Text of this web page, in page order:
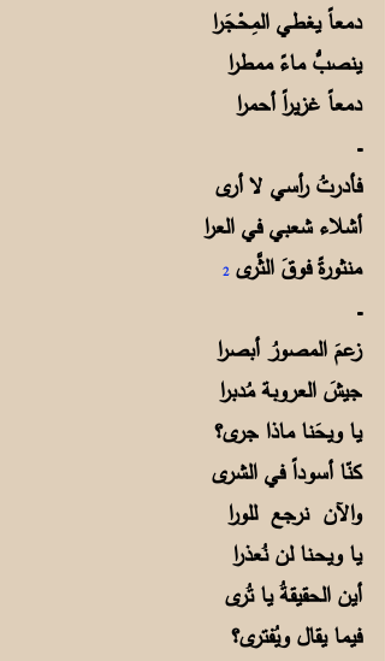
دمعاً يغطي المِحْجَرا
ينصبُّ ماءً ممطرا
دمعاً غزيراً أحمرا
ـــ
فأدرتُ رأسي لا أرى
أشلاء شعبي في العرا
منثورةً فوقَ الثَّرى2
ـــ
زعمَ المصورُ أبصرا
جيشَ العروبة مُدبرا
يا ويحَنا ماذا جرى؟
كنّا أسوداً في الشرى
والآن نرجع للورا
يا ويحـنا لن نُعذرا
أين الحقيقةُ يا تُرى
فيما يقال ويُفترى؟